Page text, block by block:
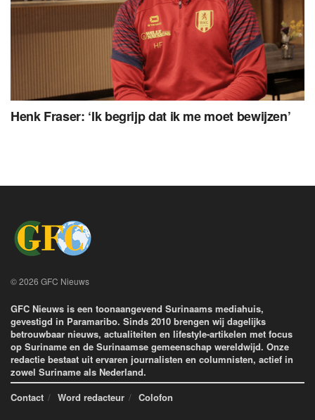
Henk Fraser: ‘Ik begrijp dat ik me moet bewijzen’
© 2026 GFC Nieuws
GFC Nieuws is een toonaangevend Surinaams mediahuis,
gevestigd in Paramaribo. Sinds 2010 brengen wij dagelijks
betrouwbaar nieuws, actualiteiten en lifestyle-artikelen met focus
op Suriname en de Surinaamse gemeenschap wereldwijd. Onze
redactie bestaat uit ervaren journalisten en columnisten, actief in
zowel Suriname als Nederland.
Contact
Word redacteur Colofon